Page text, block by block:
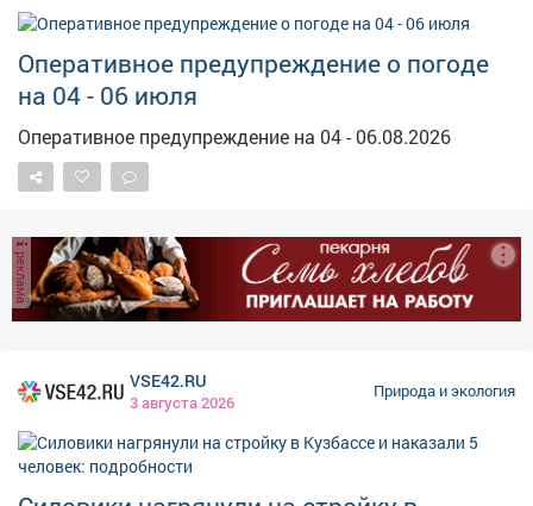
Оперативное предупреждение о погоде
на 04 - 06 июля
Оперативное предупреждение на 04 - 06.08.2026
реклама
VSE42.RU
3 августа 2026
Природа и экология